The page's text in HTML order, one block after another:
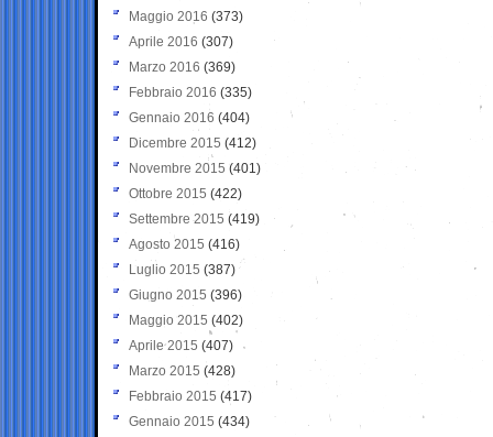
Maggio 2016 (373)
Aprile 2016 (307)
Marzo 2016 (369)
Febbraio 2016 (335)
Gennaio 2016 (404)
Dicembre 2015 (412)
Novembre 2015 (401)
Ottobre 2015 (422)
Settembre 2015 (419)
Agosto 2015 (416)
Luglio 2015 (387)
Giugno 2015 (396)
Maggio 2015 (402)
Aprile 2015 (407)
Marzo 2015 (428)
Febbraio 2015 (417)
Gennaio 2015 (434)